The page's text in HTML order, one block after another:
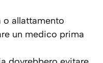
o allattamento
un medico prima